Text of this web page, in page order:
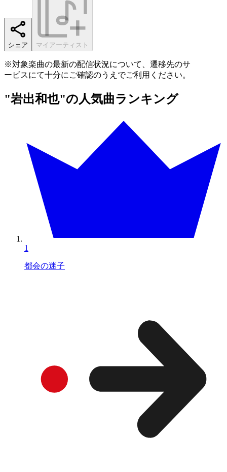
シェア マイアーティスト
※対象楽曲の最新の配信状況について、遷移先のサ
ービスにて十分にご確認のうえでご利用ください。
"岩出和也"の人気曲ランキング
1
都会の迷子